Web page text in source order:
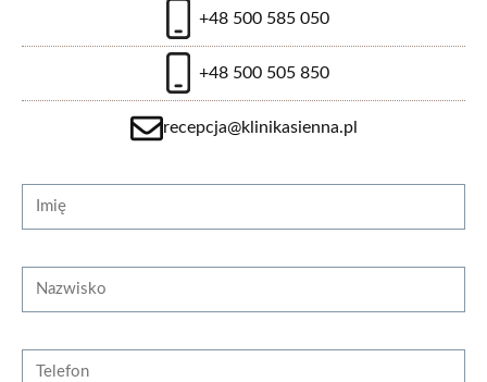
Laserowa kuracja 4 w 1
2400 zł
+48 500 585 050
+48 500 505 850
recepcja@klinikasienna.pl